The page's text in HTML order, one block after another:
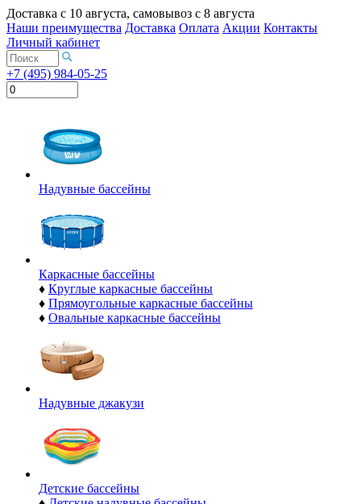
Доставка с 10 августа, самовывоз с 8 августа
Наши преимущества Доставка Оплата Акции Контакты
Личный кабинет
+7 (495) 984-05-25
Надувные бассейны
Каркасные бассейны
♦ Круглые каркасные бассейны
♦ Прямоугольные каркасные бассейны
♦ Овальные каркасные бассейны
Надувные джакузи
Детские бассейны